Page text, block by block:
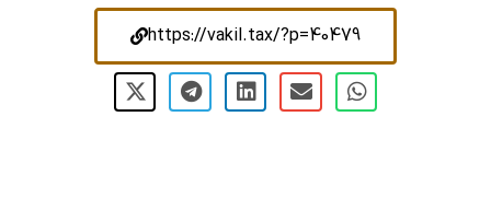
https://vakil.tax/?p=40479